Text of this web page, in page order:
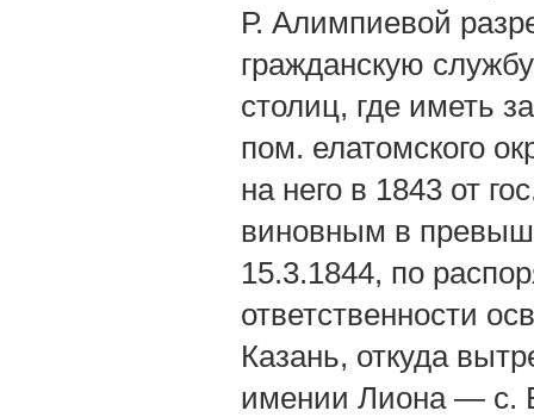
Р. Алимпиевой
гражданскую
столиц, где иметь
пом. елатомского
на него в 1843 от
виновным в
15.3.1844, по
ответственности
Казань, откуда
имении Лиона — с.